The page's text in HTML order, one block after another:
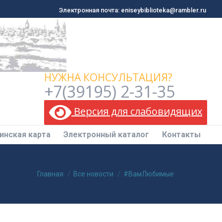
Электронная почта: eniseybiblioteka@rambler.ru
НУЖНА КОНСУЛЬТАЦИЯ?
+7(39195) 2-31-35
Версия для слабовидящих
карта Электронный каталог Контакты
Вы здесь:
Главная Все новости #ВамЛюбимые
Электронная почта: eniseybiblioteka@rambler.ru
карта Электронный каталог